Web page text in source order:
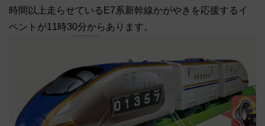
時間以上走らせているE7系新幹線かがやきを応援するイ
ベントが11時30分からあります。